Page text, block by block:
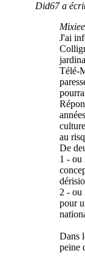
Did67 a
J'ai
Télé-
au
De
1 - ou
2 - ou
pour
Dans
peine